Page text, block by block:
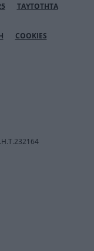
ΤΑΥΤΟΤΗΤΑ
COOKIES